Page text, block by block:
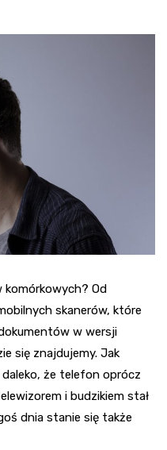
Od
skanerów, które
w wersji
się znajdujemy. Jak
daleko, że telefon oprócz
i budzikiem stał
dnia stanie się także